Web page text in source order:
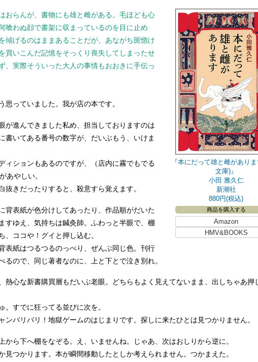
『本にだって雄と雌があり
文庫)』
小田 雅久仁
新潮社
880円(税込)
商品を購入する
Amazon
HMV&BOOKS
おらんが、書物にも雄と雌がある。毛ほども心
喰わぬ顔で書架に収まっているのを目に止め
傾げるのはままあることだが、あながち斑惚け
買いこんだ記憶をそっくり喪失してしまったせ
、実際そういった大人の事情もおおきに手伝っ
っていました。我が店の本です。
が進んできました私め、担当しておりますのは
書いてある番号の数字が、だいぶもう、いけま
ィションもあるのですが、（店内に霧でもでる
あやしい。
きだったりすると、殺意すら覚えます。
背表紙が色分けしてあったり、作品順がだいた
すゆえ、気持ちは鍼灸師。ふわっと半眼で、棚
、ココや！グイと押し込む。
表紙はつるつるのっぺり、ぜんぶ同じ色。刊行
るので、同じ著者なのに、上と下とで泣き別れ。
熱心な新書購買層もだいぶ老眼。どちらもよく見えてないまま、出しちゃあ押
すでに狂ってる並びに次を。
バリバリ！地獄ゲームのはじまりです。探しに来たひとは見つかりません。
ら下へ棚をなぞる。え、いませんね。じゃあ、次はおしりから逆に。
つかります。本が瞬間移動したとしか考えられません。つかまえた。